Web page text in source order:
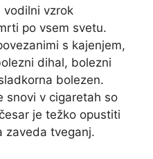
vodilni vzrok
po vsem svetu.
s kajenjem,
dihal, bolezni
bolezen.
snovi v cigaretah so
je težko opustiti
zaveda tveganj.